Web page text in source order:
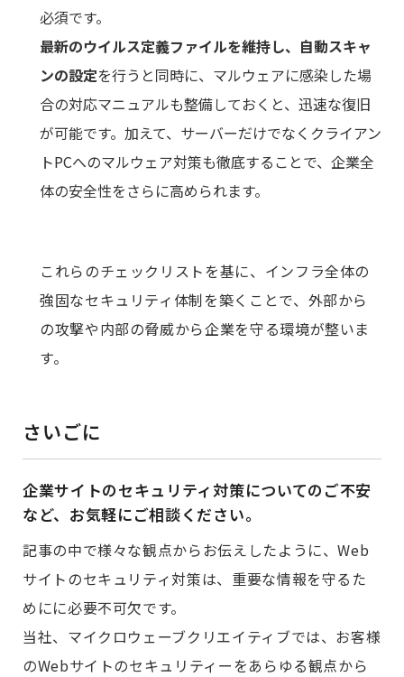
必須です。
最新のウイルス定義ファイルを維持し、自動スキャ
ンの設定を行うと同時に、マルウェアに感染した場
合の対応マニュアルも整備しておくと、迅速な復旧
が可能です。加えて、サーバーだけでなくクライアン
トPCへのマルウェア対策も徹底することで、企業全
体の安全性をさらに高められます。
これらのチェックリストを基に、インフラ全体の
強固なセキュリティ体制を築くことで、外部から
の攻撃や内部の脅威から企業を守る環境が整いま
す。
さいごに
企業サイトのセキュリティ対策についてのご不安
など、お気軽にご相談ください。
記事の中で様々な観点からお伝えしたように、Web
サイトのセキュリティ対策は、重要な情報を守るた
めにに必要不可欠です。
当社、マイクロウェーブクリエイティブでは、お客様
のWebサイトのセキュリティーをあらゆる観点から